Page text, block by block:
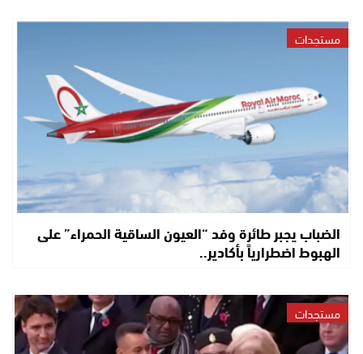
مستجدات
الضباب يجبر طائرة وفد “العيون الساقية الحمراء” على
الهبوط اضطرارياً بأكادير..
مستجدات